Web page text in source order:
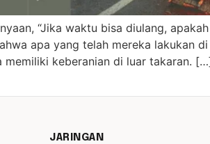
“Jika waktu bisa diulang,
apa yang telah mereka lakukan
memiliki keberanian di luar takaran.
JARINGAN